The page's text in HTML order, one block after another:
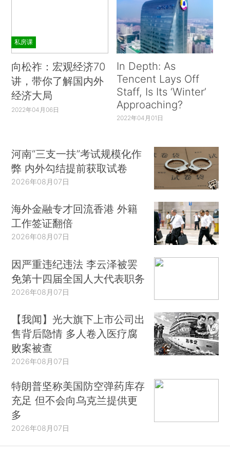
私房课
向松祚：宏观经济70
讲，带你了解国内外
经济大局
2022年04月06日
In Depth: As
Tencent Lays Off
Staff, Is Its ‘Winter’
Approaching?
2022年04月01日
河南“三支一扶”考试规模化作
弊 内外勾结提前获取试卷
2026年08月07日
海外金融专才回流香港 外籍
工作签证翻倍
2026年08月07日
因严重违纪违法 李云泽被罢
免第十四届全国人大代表职务
2026年08月07日
【我闻】光大旗下上市公司出
售背后隐情 多人卷入医疗腐
败案被查
2026年08月07日
特朗普坚称美国防空弹药库存
充足 但不会向乌克兰提供更
多
2026年08月07日